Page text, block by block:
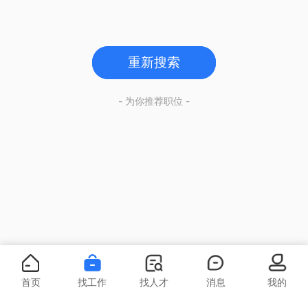
重新搜索
- 为你推荐职位 -
首页 找工作 找人才 消息 我的